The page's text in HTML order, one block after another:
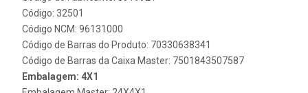
Código: 32501
Código NCM: 96131000
Código de Barras do Produto: 70330638341
Código de Barras da Caixa Master: 7501843507587
Embalagem: 4X1